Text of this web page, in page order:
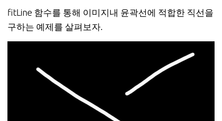
fitLine 함수를 통해 이미지내 윤곽선에 적합한 직선을
구하는 예제를 살펴보자.